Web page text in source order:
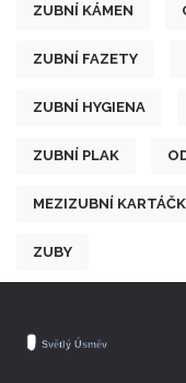
ZUBNÍ KÁMEN
ZUBNÍ FAZETY
ZUBNÍ HYGIENA
ZUBNÍ PLAK
MEZIZUBNÍ
ZUBY